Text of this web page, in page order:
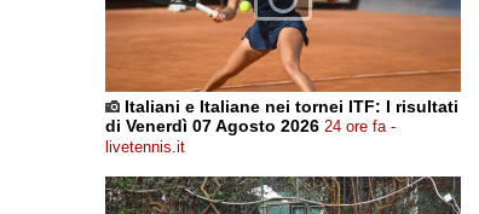
Italiani e Italiane nei tornei ITF: I risultati
di Venerdì 07 Agosto 2026 24 ore fa -
livetennis.it